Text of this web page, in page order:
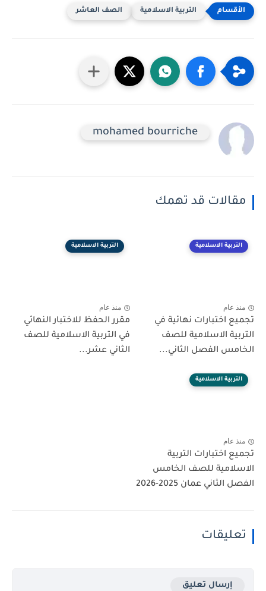
التربية الاسلامية الصف العاشر
mohamed bourriche
مقالات قد تهمك
التربية الاسلامية
منذ عام
تجميع اختبارات نهائية في
التربية الاسلامية للصف
الخامس الفصل الثاني...
التربية الاسلامية
منذ عام
مقرر الحفظ للاختبار النهائي
في التربية الاسلامية للصف
الثاني عشر...
التربية الاسلامية
منذ عام
تجميع اختبارات التربية
الاسلامية للصف الخامس
الفصل الثاني عمان 2025-2026
تعليقات
إرسال تعليق